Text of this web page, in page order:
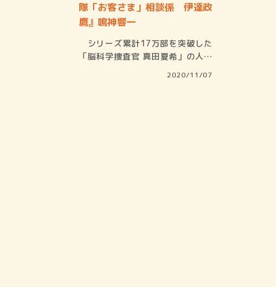
隊「お客さま」相談係 伊達政
鷹』鳴神響一
シリーズ累計17万部を突破した
「脳科学捜査官 真田夏希」の人気
2020/11/07